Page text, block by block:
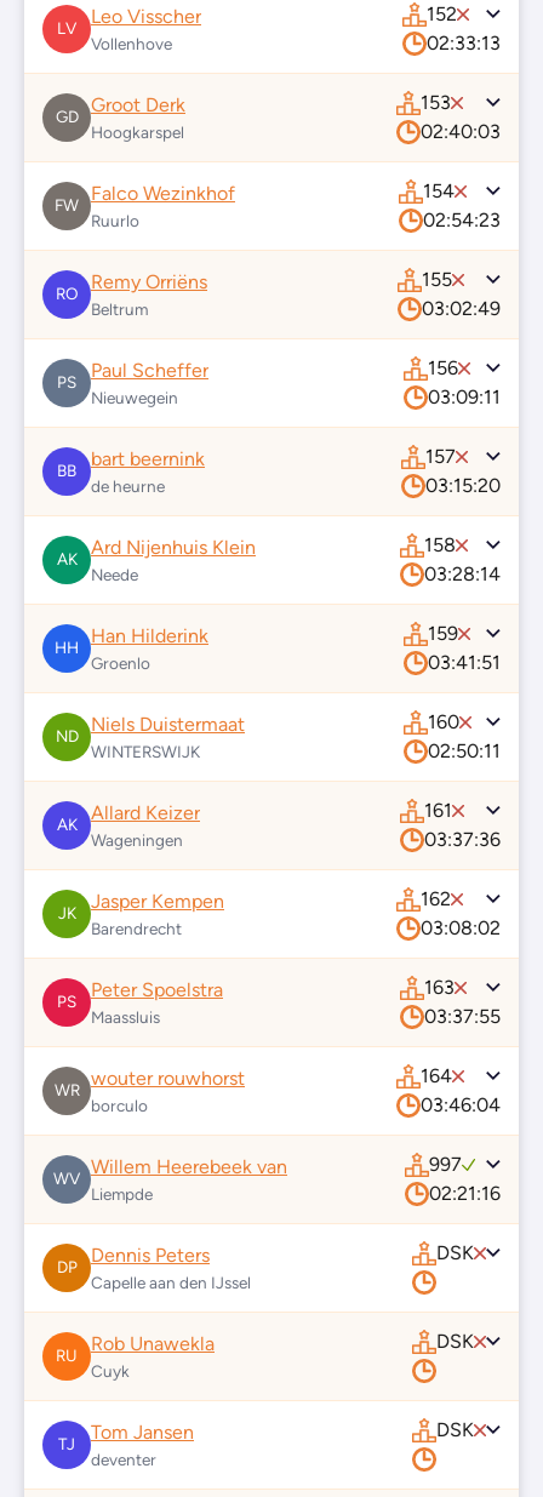
LV
Leo Visscher
Vollenhove
152
02:33:13
GD
Groot Derk
Hoogkarspel
153
02:40:03
FW
Falco Wezinkhof
Ruurlo
154
02:54:23
RO
Remy Orriëns
Beltrum
155
03:02:49
PS
Paul Scheffer
Nieuwegein
156
03:09:11
BB
bart beernink
de heurne
157
03:15:20
AK
Ard Nijenhuis Klein
Neede
158
03:28:14
HH
Han Hilderink
Groenlo
159
03:41:51
ND
Niels Duistermaat
WINTERSWIJK
160
02:50:11
AK
Allard Keizer
Wageningen
161
03:37:36
JK
Jasper Kempen
Barendrecht
162
03:08:02
PS
Peter Spoelstra
Maassluis
163
03:37:55
WR
wouter rouwhorst
borculo
164
03:46:04
WV
Willem Heerebeek van
Liempde
997
02:21:16
DP
Dennis Peters
Capelle aan den IJssel
DSK
RU
Rob Unawekla
Cuyk
DSK
TJ
Tom Jansen
deventer
DSK